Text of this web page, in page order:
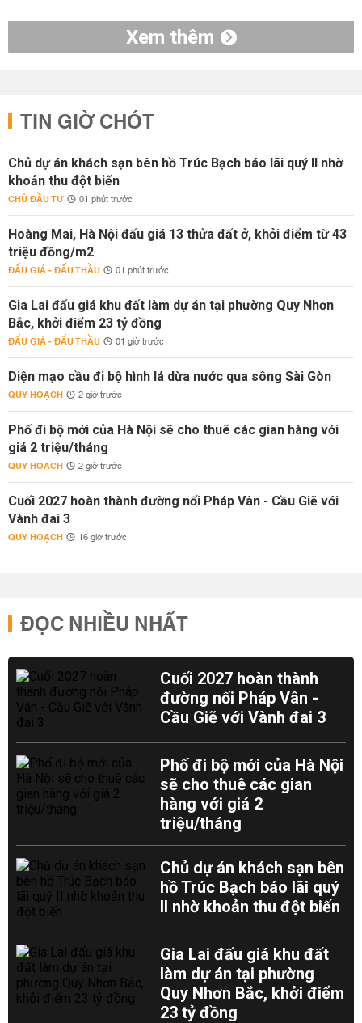
Xem thêm
TIN GIỜ CHÓT
Chủ dự án khách sạn bên hồ Trúc Bạch báo lãi quý II nhờ
khoản thu đột biến
CHỦ ĐẦU TƯ 01 phút trước
Hoàng Mai, Hà Nội đấu giá 13 thửa đất ở, khởi điểm từ 43
triệu đồng/m2
ĐẤU GIÁ - ĐẤU THẦU 01 phút trước
Gia Lai đấu giá khu đất làm dự án tại phường Quy Nhơn
Bắc, khởi điểm 23 tỷ đồng
ĐẤU GIÁ - ĐẤU THẦU 01 giờ trước
Diện mạo cầu đi bộ hình lá dừa nước qua sông Sài Gòn
QUY HOẠCH 2 giờ trước
Phố đi bộ mới của Hà Nội sẽ cho thuê các gian hàng với
giá 2 triệu/tháng
QUY HOẠCH 2 giờ trước
Cuối 2027 hoàn thành đường nối Pháp Vân - Cầu Giẽ với
Vành đai 3
QUY HOẠCH 16 giờ trước
ĐỌC NHIỀU NHẤT
Cuối 2027 hoàn thành
đường nối Pháp Vân -
Cầu Giẽ với Vành đai 3
Phố đi bộ mới của Hà Nội
sẽ cho thuê các gian
hàng với giá 2
triệu/tháng
Chủ dự án khách sạn bên
hồ Trúc Bạch báo lãi quý
II nhờ khoản thu đột biến
Gia Lai đấu giá khu đất
làm dự án tại phường
Quy Nhơn Bắc, khởi điểm
23 tỷ đồng